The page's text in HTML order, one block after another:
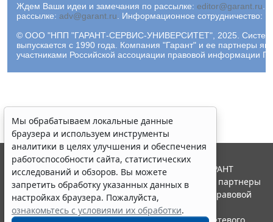
Ждем Ваши идеи и замечания по рассылке: editor@garant.ru
рассылке: adv@garant.ru Информационное сотрудничество:
© ООО "НПП "ГАРАНТ-СЕРВИС-УНИВЕРСИТЕТ", 2025.
выпускается с 1990 года. Компания "Гарант" и ее партнеры
участниками Российской ассоциации правовой информации
Мы обрабатываем локальные данные
браузера и используем инструменты
аналитики в целях улучшения и обеспечения
работоспособности сайта, статистических
исследований и обзоров. Вы можете
запретить обработку указанных данных в
настройках браузера. Пожалуйста,
ознакомьтесь с условиями их обработки.
© ООО "НПП "ГАРАНТ-СЕРВИС", 2026. Система ГАРАНТ
выпускается с 1990 года. Компания "Гарант" и ее партнеры
являются участниками Российской ассоциации правовой
информации ГАРАНТ.